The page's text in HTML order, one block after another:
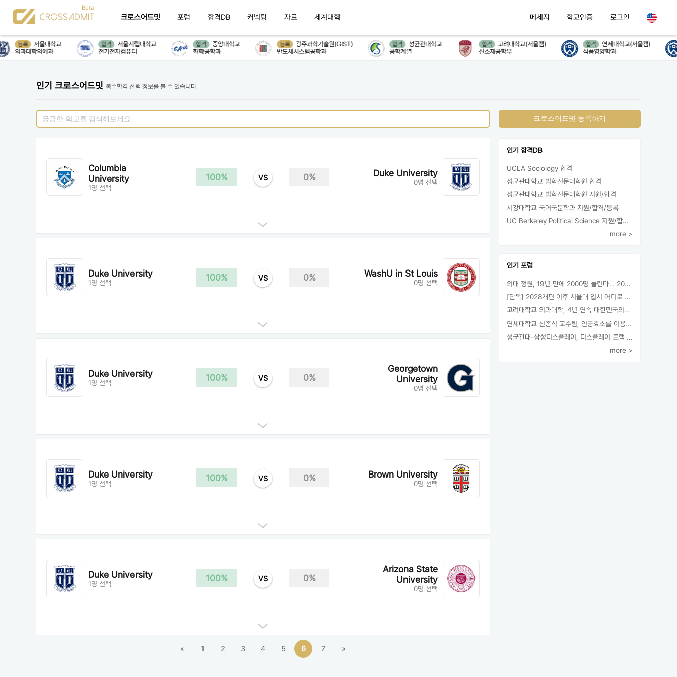
크로스어드밋 포럼 합격DB 커넥팅 자료 세계대학 메세지 학교인증 로그인
등록
서울대학교
의과대학의예과
합격
서울시립대학교
전기전자컴퓨터
합격
중앙대학교
화학공학과
등록
광주과학기술원(GIST)
반도체시스템공학과
합격
성균관대학교
공학계열
합격
고려대학교(서울캠)
신소재공학부
합격
연세대학교(서울캠)
식품영양학과
인기 크로스어드밋 복수합격 선택 정보를 볼 수 있습니다
Columbia
University
1명 선택
100% VS 0% Duke University
0명 선택
Duke University
1명 선택
100% VS 0% WashU in St Louis
0명 선택
Duke University
1명 선택
100% VS 0%
Georgetown
University
0명 선택
Duke University
1명 선택
100% VS 0% Brown University
0명 선택
Duke University
1명 선택
100% VS 0%
Arizona State
University
0명 선택
« 1 2 3 4 5 6 7 »
크로스어드밋 등록하기
인기 합격DB
UCLA Sociology 합격
성균관대학교 법학전문대학원 합격
성균관대학교 법학전문대학원 지원/합격
서강대학교 국어국문학과 지원/합격/등록
UC Berkeley Political Science 지원/합격/등록
more >
인기 포럼
의대 정원, 19년 만에 2000명 늘린다… 2025년 입시부터 적용
[단독] 2028개편 이후 서울대 입시 어디로 갈까.. ‘정시40% 폐지 추진’
고려대학교 의과대학, 4년 연속 대한민국의학한림원 정회원 최다 배출 外
연세대학교 신종식 교수팀, 인공효소를 이용한 아민의 키랄전환 세계 최초로 성공
성균관대-삼성디스플레이, 디스플레이 트랙 운영 협약 체결
more >